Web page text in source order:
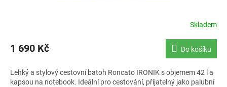
Skladem
1 690 Kč Do košíku
Lehký a stylový cestovní batoh Roncato IRONIK s objemem 42 l a
kapsou na notebook. Ideální pro cestování, přijatelný jako palubní